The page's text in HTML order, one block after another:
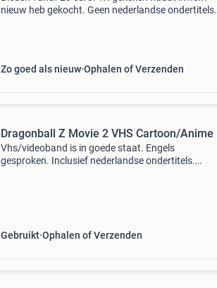
nieuw heb gekocht. Geen nederlandse ondertitels.
Zo goed als nieuw Ophalen of Verzenden
Dragonball Z Movie 2 VHS Cartoon/Anime
Vhs/videoband is in goede staat. Engels
gesproken. Inclusief nederlandse ondertitels.
Gebruikt Ophalen of Verzenden